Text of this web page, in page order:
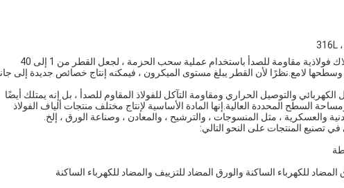
يتم تصنيع ألياف الفولاذ المقاوم للصدأ بواسطة أسلاك فولاذية مقاومة للصدأ باستخدام عملية سحب الحزمة ، لجعل القطر من 1 إلى 40
وسطحها لامع.نظرًا لأن القطر يبلغ مستوى الميكرون ، فيمكنه إنتاج خصائص جديدة إلى
والتوصيل الحراري ومقاومة التآكل للفولاذ المقاوم للصدأ ، بل إنه يمتلك أيضًا
السطح المحددة العالية.إنها المادة الأساسية لإنتاج مختلف منتجات ألياف الفولاذ
والعسكرية ، مثل المنسوجات ، والترشيح ، والمعادن ، وصناعة الورق ، إلخ.
تصنيع المنتجات على النحو التالي: